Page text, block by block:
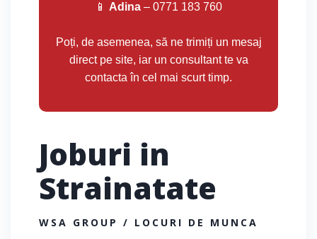
📱 Adina – 0771 183 760
Poți, de asemenea, să ne trimiți un mesaj
direct pe site, iar un consultant te va
contacta în cel mai scurt timp.
Joburi in
Strainatate
WSA GROUP / LOCURI DE MUNCA